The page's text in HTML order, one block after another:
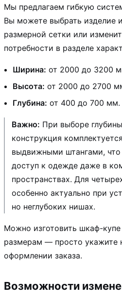
Мы предлагаем гибкую
Вы можете выбрать изделие
размерной сетки или
потребности в разделе
Ширина: от 2000 до 3200
Высота: от 2000 до 2700
Глубина: от 400 до 700 мм.
Важно: При выборе
конструкция
выдвижными штангами, что
доступ к одежде даже в
пространствах. Для
особенно актуально при
но неглубоких нишах.
Можно изготовить шкаф-
размерам — просто укажите
оформлении заказа.
Возможности